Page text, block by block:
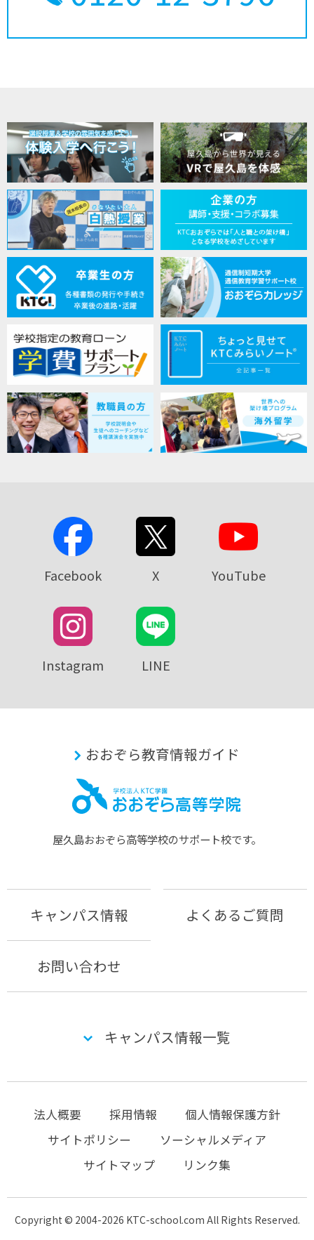
Facebook X YouTube
Instagram LINE
おおぞら教育情報ガイド
屋久島おおぞら⾼等学校のサポート校です。
キャンパス情報 よくあるご質問
お問い合わせ
キャンパス情報一覧
法人概要 採用情報
個人情報保護方針
サイトポリシー
ソーシャルメディア
サイトマップ
リンク集
Copyright © 2004-2026 KTC-school.com All Rights Reserved.